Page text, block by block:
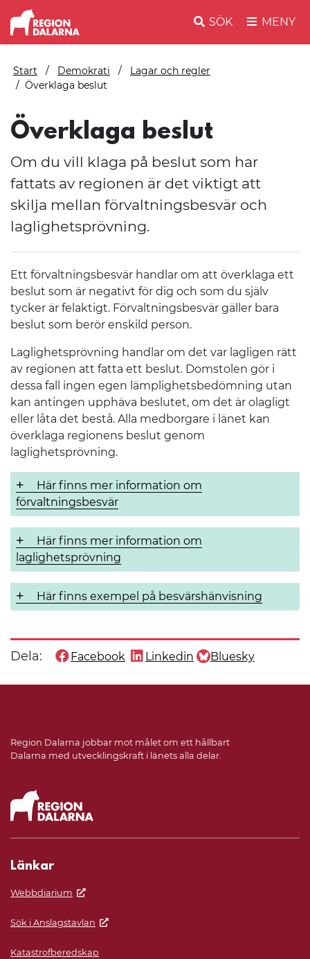
SÖK MENY
Start Demokrati
Lagar och regler
Överklaga beslut
Överklaga beslut
Om du vill klaga på beslut som har
fattats av regionen är det viktigt att
skilja mellan förvaltningsbesvär och
laglighetsprövning.
Ett förvaltningsbesvär handlar om att överklaga ett
beslut som är negativt för dig och som du själv
tycker är felaktigt. Förvaltningsbesvär gäller bara
beslut som berör enskild person.
Laglighetsprövning handlar om det var lagligen rätt
av regionen att fatta ett beslut. Domstolen gör i
dessa fall ingen egen lämplighetsbedömning utan
kan antingen upphäva beslutet, om det är olagligt
eller låta det bestå. Alla medborgare i länet kan
överklaga regionens beslut genom
laglighetsprövning.
Här finns mer information om
förvaltningsbesvär
Här finns mer information om
laglighetsprövning
Här finns exempel på besvärshänvisning
Dela: Dela denna sida på
Facebook
Dela denna sida på
Linkedin
Dela denna sida på
Bluesky
Region Dalarna jobbar mot målet om ett hållbart
Dalarna med utvecklingskraft i länets alla delar.
Länkar
Webbdiarium
Sök i Anslagstavlan
Katastrofberedskap